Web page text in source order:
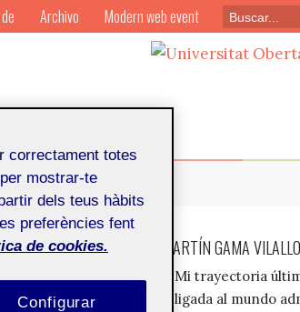
¿QUIÉN ES: MARTÍN GAMA
Mi trayectoria
ligada al mundo
Archivo Modern web event
correctament totes
mostrar-te
dels teus hàbits
preferències fent
de cookies.
Configurar